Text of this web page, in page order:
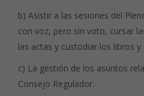
b) Asistir a las sesiones del
con voz, pero sin voto, cursar
las actas y custodiar los libros
c) La gestión de los asuntos
Consejo Regulador.